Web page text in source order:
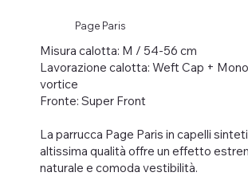
Page Paris
Misura calotta: M / 54-56 cm
Lavorazione calotta: Weft Cap +
vortice
Fronte: Super Front
La parrucca Page Paris in capelli
altissima qualità offre un effetto
naturale e comoda vestibilità.